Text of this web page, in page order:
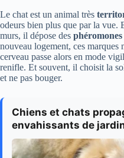
Le chat est un animal très
odeurs bien plus que par la vue.
murs, il dépose des phéromones
nouveau logement, ces marques
cerveau passe alors en mode
renifle. Et souvent, il choisit la
et ne pas bouger.
Chiens et chats
envahissants de